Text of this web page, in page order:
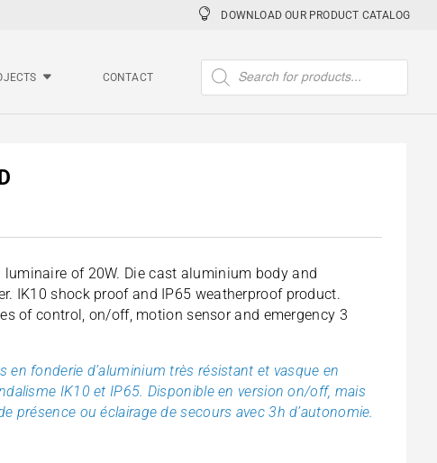
DOWNLOAD OUR PRODUCT CATALOG
CONTACT
Products
search
luminaire of 20W. Die cast aluminium body and
IK10 shock proof and IP65 weatherproof product.
of control, on/off, motion sensor and emergency 3
en fonderie d’aluminium très résistant et vasque en
IK10 et IP65. Disponible en version on/off, mais
présence ou éclairage de secours avec 3h d’autonomie.